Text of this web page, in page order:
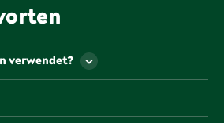
verwendet?
Materialien
optimales Kocherlebnis zu